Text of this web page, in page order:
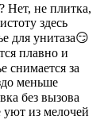
Нет, не плитка,
здесь
для унитаза😏
плавно и
снимается за
меньше
без вызова
уют из мелочей